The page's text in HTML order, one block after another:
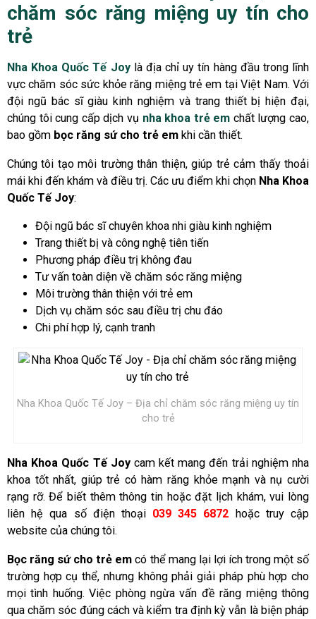
chăm sóc răng miệng uy tín cho
trẻ
Nha Khoa Quốc Tế Joylà địa chỉ uy tín hàng đầu trong lĩnh
vực chăm sóc sức khỏe răng miệng trẻ em tại Việt Nam. Với
đội ngũ bác sĩ giàu kinh nghiệm và trang thiết bị hiện đại,
chúng tôi cung cấp dịch vụ nha khoa trẻ em chất lượng cao,
bao gồm bọc răng sứ cho trẻ em khi cần thiết.
Chúng tôi tạo môi trường thân thiện, giúp trẻ cảm thấy thoải
mái khi đến khám và điều trị. Các ưu điểm khi chọn Nha Khoa
Quốc Tế Joy:
Đội ngũ bác sĩ chuyên khoa nhi giàu kinh nghiệm
Trang thiết bị và công nghệ tiên tiến
Phương pháp điều trị không đau
Tư vấn toàn diện về chăm sóc răng miệng
Môi trường thân thiện với trẻ em
Dịch vụ chăm sóc sau điều trị chu đáo
Chi phí hợp lý, cạnh tranh
Nha Khoa Quốc Tế Joy – Địa chỉ chăm sóc răng miệng uy tín
cho trẻ
Nha Khoa Quốc Tế Joycam kết mang đến trải nghiệm nha
khoa tốt nhất, giúp trẻ có hàm răng khỏe mạnh và nụ cười
rạng rỡ. Để biết thêm thông tin hoặc đặt lịch khám, vui lòng
liên hệ qua số điện thoại 039 345 6872 hoặc truy cập
website của chúng tôi.
Bọc răng sứ cho trẻ em có thể mang lại lợi ích trong một số
trường hợp cụ thể, nhưng không phải giải pháp phù hợp cho
mọi tình huống. Việc phòng ngừa vấn đề răng miệng thông
qua chăm sóc đúng cách và kiểm tra định kỳ vẫn là biện pháp